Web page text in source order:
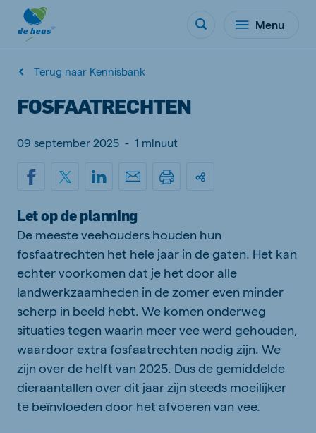
Menu
Terug naar Kennisbank
FOSFAATRECHTEN
09 september 2025 - 1 minuut
Let op de planning
De meeste veehouders houden hun
fosfaatrechten het hele jaar in de gaten. Het kan
echter voorkomen dat je het door alle
landwerkzaamheden in de zomer even minder
scherp in beeld hebt. We komen onderweg
situaties tegen waarin meer vee werd gehouden,
waardoor extra fosfaatrechten nodig zijn. We
zijn over de helft van 2025. Dus de gemiddelde
dieraantallen over dit jaar zijn steeds moeilijker
te beïnvloeden door het afvoeren van vee.